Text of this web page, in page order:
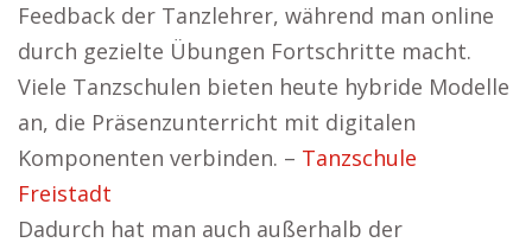
Feedback der Tanzlehrer, während man online
durch gezielte Übungen Fortschritte macht.
Viele Tanzschulen bieten heute hybride Modelle
an, die Präsenzunterricht mit digitalen
Komponenten verbinden. – Tanzschule
Freistadt
Dadurch hat man auch außerhalb der